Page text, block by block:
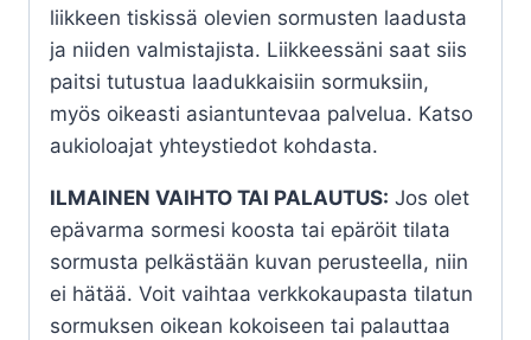
liikkeen tiskissä olevien sormusten laadusta
ja niiden valmistajista. Liikkeessäni saat siis
paitsi tutustua laadukkaisiin sormuksiin,
myös oikeasti asiantuntevaa palvelua. Katso
aukioloajat yhteystiedot kohdasta.
ILMAINEN VAIHTO TAI PALAUTUS: Jos olet
epävarma sormesi koosta tai epäröit tilata
sormusta pelkästään kuvan perusteella, niin
ei hätää. Voit vaihtaa verkkokaupasta tilatun
sormuksen oikean kokoiseen tai palauttaa